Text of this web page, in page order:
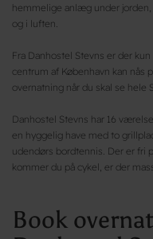
hemmelige anlæg under jorden,
og i luften.
Fra Danhostel Stevns er der
centrum af København kan nås
overnatning når du skal se hele
Danhostel Stevns har 16
en hyggelig have med to
udendørs bordtennis. Der er fri
kommer du på cykel, er der
Book